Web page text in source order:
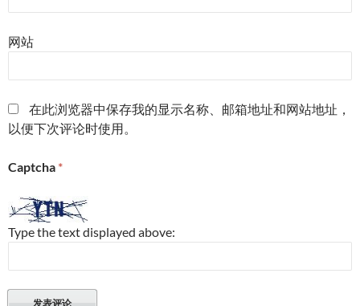
网站
在此浏览器中保存我的显示名称、邮箱地址和网站地址，
以便下次评论时使用。
Captcha *
Type the text displayed above: